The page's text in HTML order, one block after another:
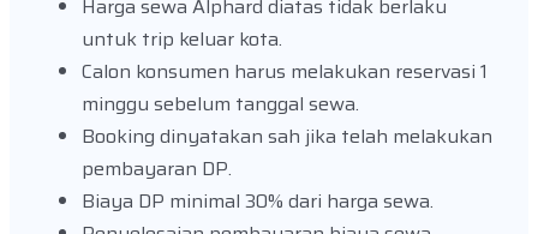
Harga sewa Alphard diatas tidak berlaku
untuk trip keluar kota.
Calon konsumen harus melakukan reservasi 1
minggu sebelum tanggal sewa.
Booking dinyatakan sah jika telah melakukan
pembayaran DP.
Biaya DP minimal 30% dari harga sewa.